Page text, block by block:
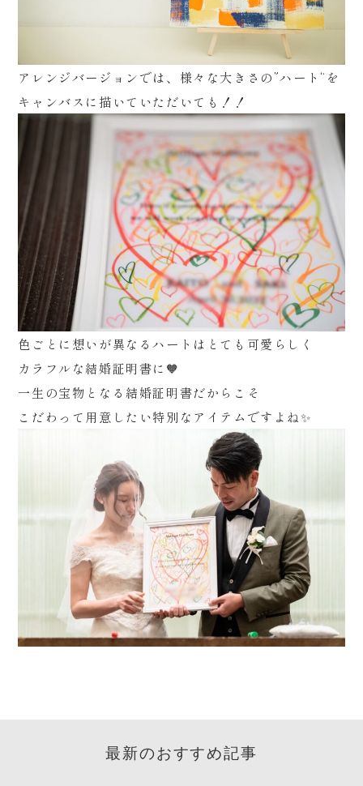
アレンジバージョンでは、様々な大きさの”ハート“を
キャンバスに描いていただいても！！
色ごとに想いが異なるハートはとても可愛らしく
カラフルな結婚証明書に🧡
一生の宝物となる結婚証明書だからこそ
こだわって用意したい特別なアイテムですよね✨
最新のおすすめ記事